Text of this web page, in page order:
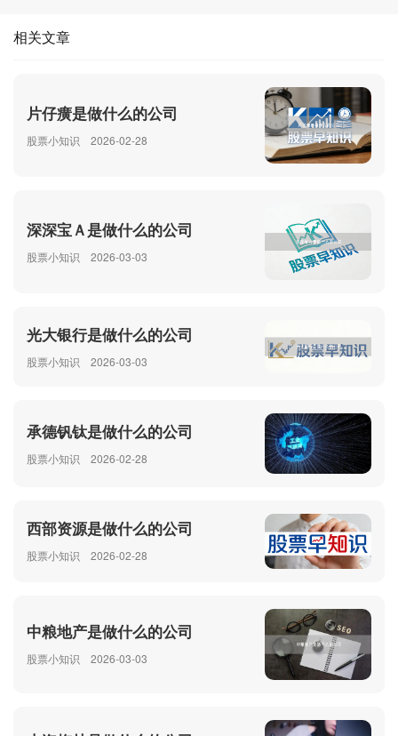
相关文章
片仔癀是做什么的公司
股票小知识 2026-02-28
深深宝Ａ是做什么的公司
股票小知识 2026-03-03
光大银行是做什么的公司
股票小知识 2026-03-03
承德钒钛是做什么的公司
股票小知识 2026-02-28
西部资源是做什么的公司
股票小知识 2026-02-28
中粮地产是做什么的公司
股票小知识 2026-03-03